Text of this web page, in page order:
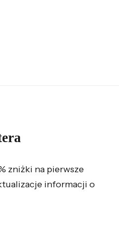
zniżki na pierwsze
informacji o